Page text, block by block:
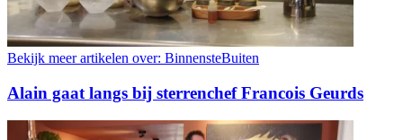
Bekijk meer artikelen over: BinnensteBuiten
Alain gaat langs bij sterrenchef Francois Geurds